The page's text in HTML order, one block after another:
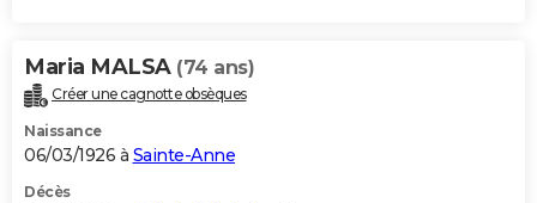
Maria MALSA (74 ans)
Créer une cagnotte obsèques
Naissance
06/03/1926 à Sainte-Anne
Décès